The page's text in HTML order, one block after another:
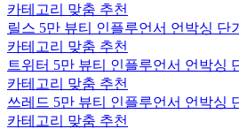
카테고리 맞춤 추천
릴스 5만 뷰티 인플루언서 언박싱 단
카테고리 맞춤 추천
트위터 5만 뷰티 인플루언서 언박싱
카테고리 맞춤 추천
쓰레드 5만 뷰티 인플루언서 언박싱
카테고리 맞춤 추천